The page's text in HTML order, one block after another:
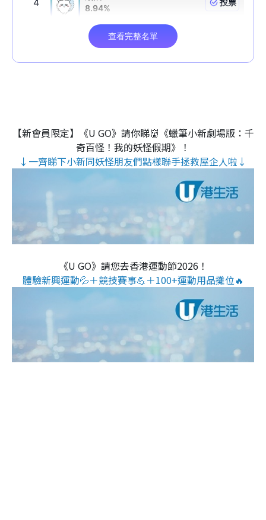
【新會員限定】《U GO》請你睇👹《蠟筆小新劇場版：千
奇百怪！我的妖怪假期》！
↓一齊睇下小新同妖怪朋友們點樣聯手拯救屋企人啦↓
《U GO》請您去香港運動節2026！
體驗新興運動💦＋競技賽事💪＋100+運動用品攤位🔥